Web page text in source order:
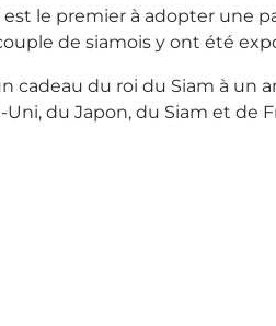
le premier à adopter une
de siamois y ont été
cadeau du roi du Siam à un
du Japon, du Siam et de